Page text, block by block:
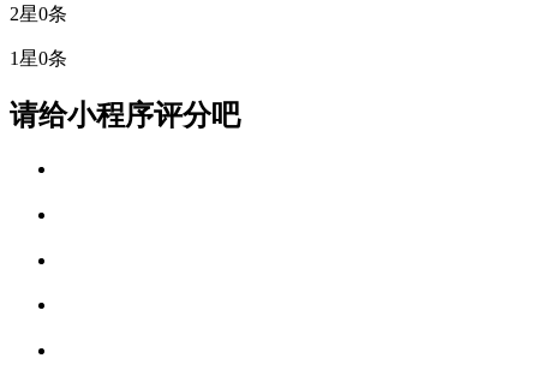
2星0条
1星0条
请给小程序评分吧